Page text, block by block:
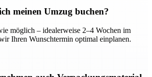
meinen Umzug buchen?
möglich – idealerweise 2–4 Wochen im
Ihren Wunschtermin optimal einplanen.